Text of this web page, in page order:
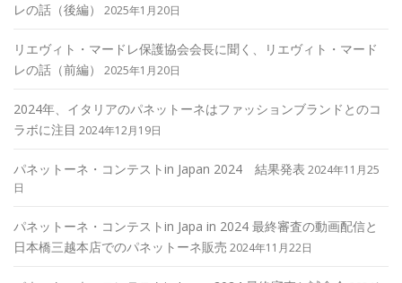
レの話（後編）
2025年1月20日
リエヴィト・マードレ保護協会会長に聞く、リエヴィト・マード
レの話（前編）
2025年1月20日
2024年、イタリアのパネットーネはファッションブランドとのコ
ラボに注目 2024年12月19日
パネットーネ・コンテストin Japan 2024 結果発表 2024年11月25
日
パネットーネ・コンテストin Japa in 2024 最終審査の動画配信と
日本橋三越本店でのパネットーネ販売 2024年11月22日